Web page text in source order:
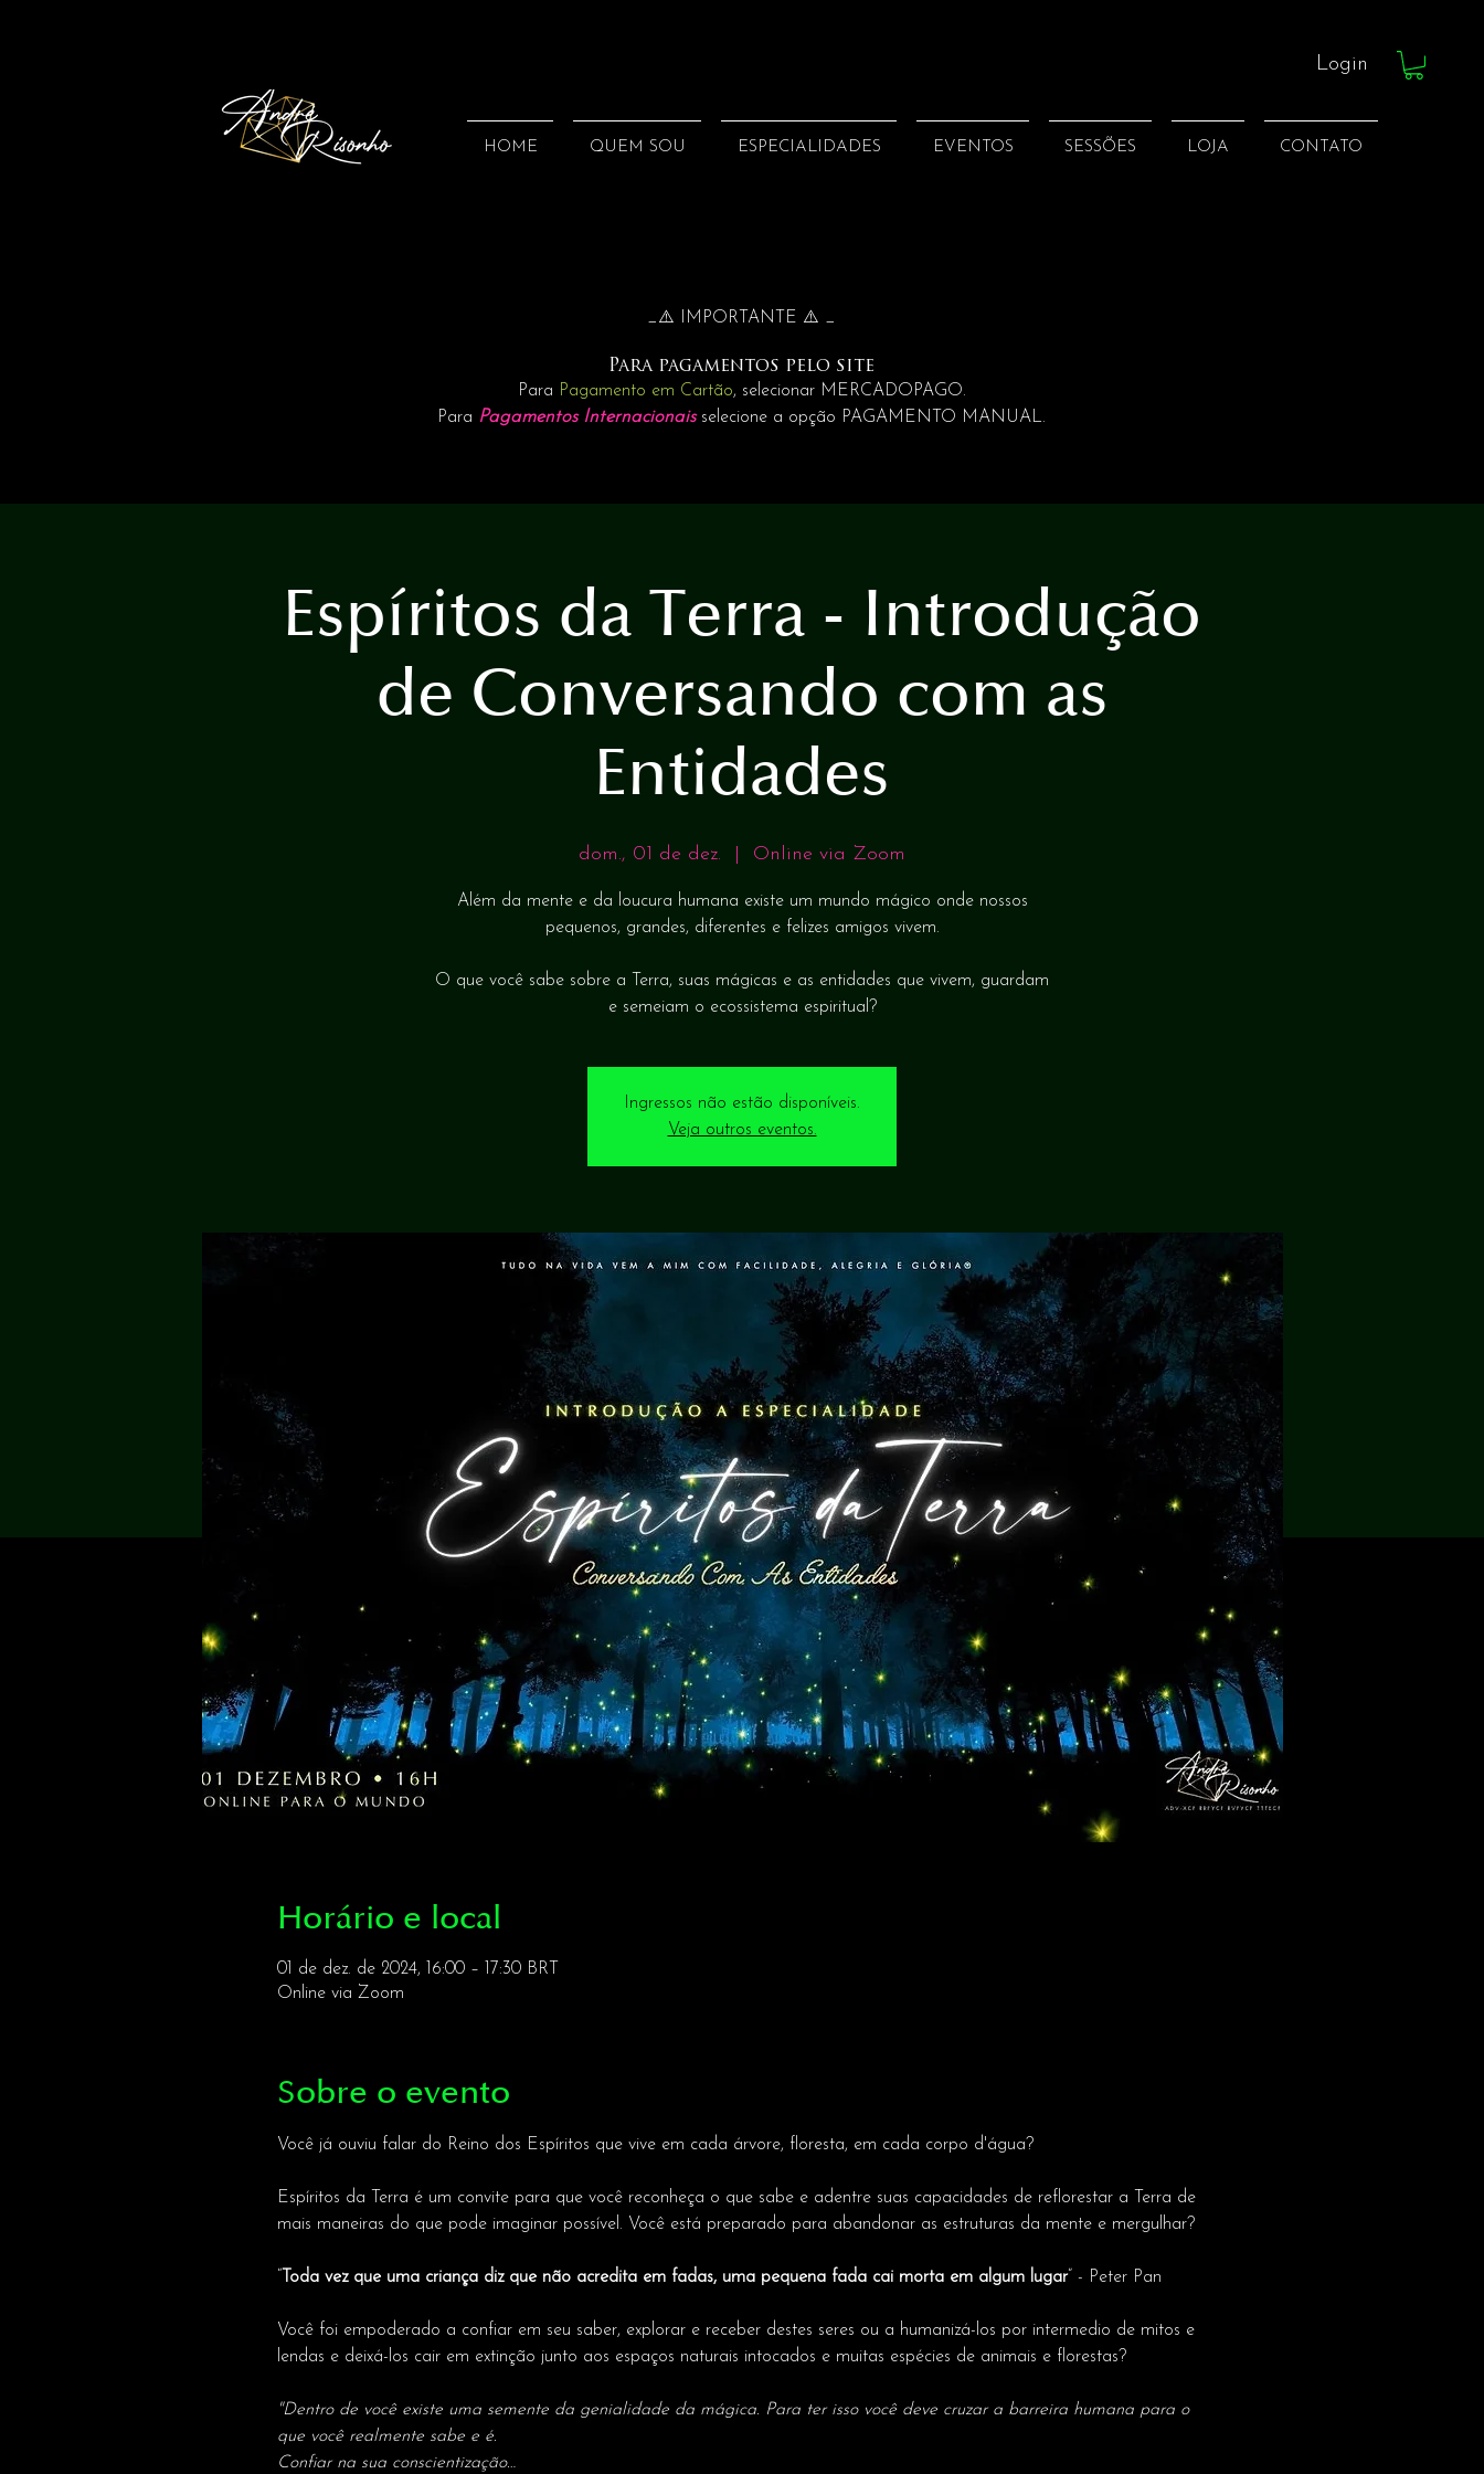
Login
HOME QUEM SOU ESPECIALIDADES EVENTOS SESSÕES LOJA CONTATO
_⚠️ IMPORTANTE ⚠️ _
Para pagamentos pelo site
Para Pagamento em Cartão, selecionar MERCADOPAGO.
Para Pagamentos Internacionais selecione a opção PAGAMENTO MANUAL.
Espíritos da Terra - Introdução
de Conversando com as
Entidades
dom., 01 de dez. Online via Zoom
Além da mente e da loucura humana existe um mundo mágico onde nossos
pequenos, grandes, diferentes e felizes amigos vivem.
O que você sabe sobre a Terra, suas mágicas e as entidades que vivem, guardam
e semeiam o ecossistema espiritual?
Ingressos não estão disponíveis.
Veja outros eventos.
Horário e local
01 de dez. de 2024, 16:00 – 17:30 BRT
Online via Zoom
Sobre o evento
Você já ouviu falar do Reino dos Espíritos que vive em cada árvore, floresta, em cada corpo d'água?
Espíritos da Terra é um convite para que você reconheça o que sabe e adentre suas capacidades de reflorestar a Terra de
mais maneiras do que pode imaginar possível. Você está preparado para abandonar as estruturas da mente e mergulhar?
Toda vez que uma criança diz que não acredita em fadas, uma pequena fada cai morta em algum lugar” - Peter Pan
Você foi empoderado a confiar em seu saber, explorar e receber destes seres ou a humanizá-los por intermedio de mitos e
lendas e deixá-los cair em extinção junto aos espaços naturais intocados e muitas espécies de animais e florestas?
"Dentro de você existe uma semente da genialidade da mágica. Para ter isso você deve cruzar a barreira humana para o
que você realmente sabe e é.
Confiar na sua conscientização…